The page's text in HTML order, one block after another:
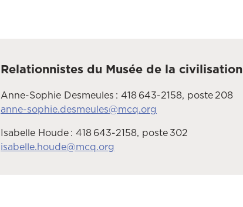
Relationnistes du Musée de la civilisation
Anne-Sophie Desmeules : 418 643-2158, poste 208
anne-sophie.desmeules@mcq.org
Isabelle Houde : 418 643-2158, poste 302
isabelle.houde@mcq.org